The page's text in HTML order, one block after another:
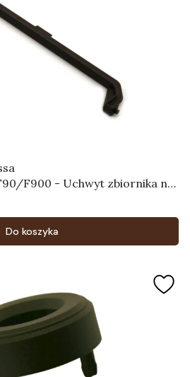
F900 - Uchwyt zbiornika na
Do koszyka